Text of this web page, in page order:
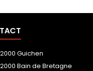
Guichen
Bain de Bretagne